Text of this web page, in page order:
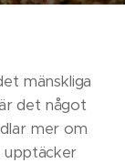
mänskliga
det något
mer om
upptäcker